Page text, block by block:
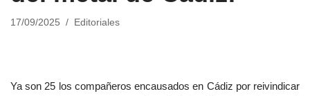
17/09/2025 Editoriales
Ya son 25 los compañeros encausados en Cádiz por reivindicar